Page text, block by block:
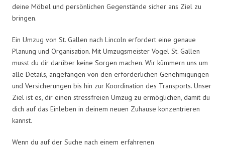
deine Möbel und persönlichen Gegenstände sicher ans Ziel zu
bringen.
Ein Umzug von St. Gallen nach Lincoln erfordert eine genaue
Planung und Organisation. Mit Umzugsmeister Vogel St. Gallen
musst du dir darüber keine Sorgen machen. Wir kümmern uns um
alle Details, angefangen von den erforderlichen Genehmigungen
und Versicherungen bis hin zur Koordination des Transports. Unser
Ziel ist es, dir einen stressfreien Umzug zu ermöglichen, damit du
dich auf das Einleben in deinem neuen Zuhause konzentrieren
kannst.
Wenn du auf der Suche nach einem erfahrenen